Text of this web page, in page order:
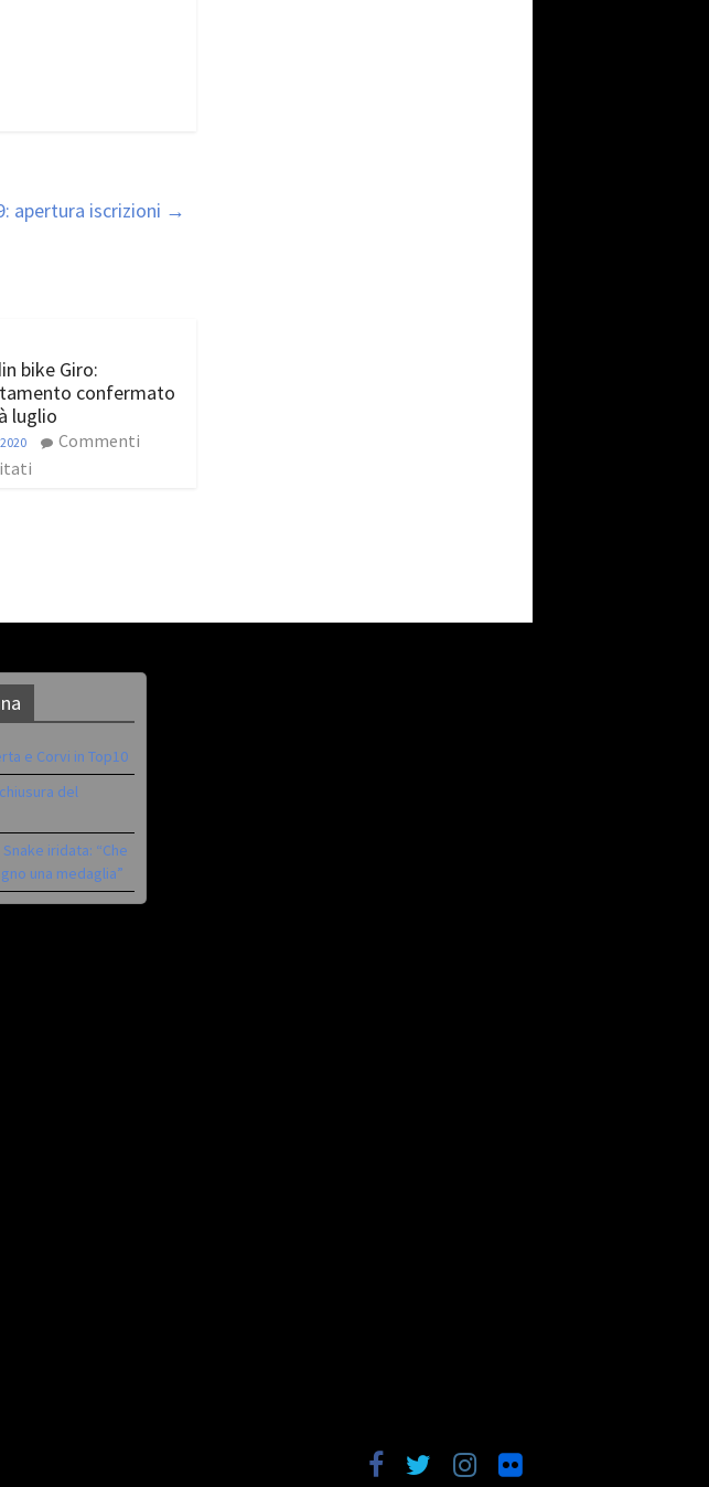
apertura iscrizioni →
bike Giro:
confermato
luglio
Commenti
e Corvi in Top10
del
iridata: “Che
una medaglia”